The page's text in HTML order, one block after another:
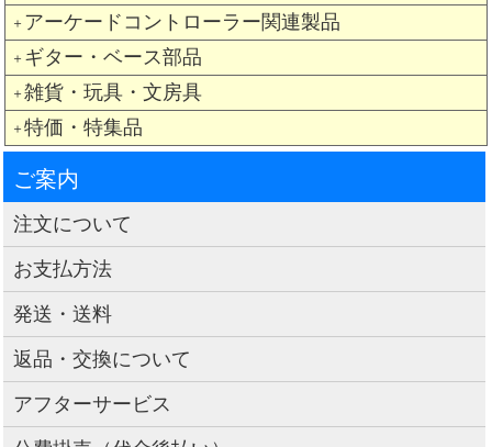
＋ アーケードコントローラー関連製品
＋ ギター・ベース部品
＋ 雑貨・玩具・文房具
＋ 特価・特集品
ご案内
注文について
お支払方法
発送・送料
返品・交換について
アフターサービス